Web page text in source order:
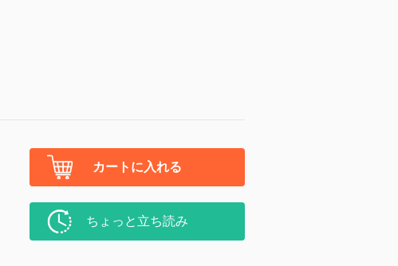
カートに入れる
ちょっと立ち読み